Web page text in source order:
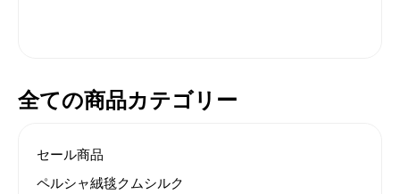
全ての商品カテゴリー
セール商品
ペルシャ絨毯クムシルク